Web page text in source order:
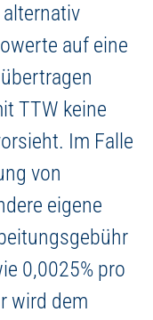
auf eine
TTW keine
Im Falle
von
eigene
0,0025% pro
wird dem